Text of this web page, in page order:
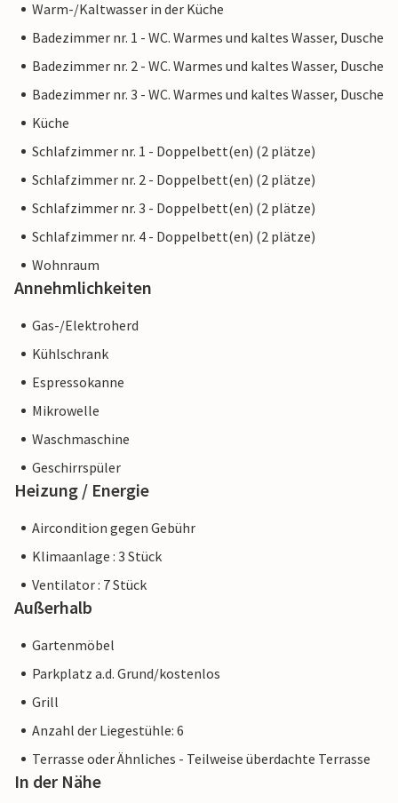
kann, und Sie keine Rückerstattung erhalten.
Hinweis: Diese Unterkunft wird von einem privaten
Verbraucherrecht möglicherweise nicht gilt. Sie können
jedoch sicher sein, dass wir Ihnen denselben Kundenservice
bieten und Ihr Aufenthalt sich nicht von einer Buchung bei
einer Unterkunft eines professionellen Eigentümers
unterscheidet.
Warm-/Kaltwasser in der Küche
Badezimmer nr. 1 - WC. Warmes und kaltes Wasser, Dusche
Badezimmer nr. 2 - WC. Warmes und kaltes Wasser, Dusche
Badezimmer nr. 3 - WC. Warmes und kaltes Wasser, Dusche
Küche
Schlafzimmer nr. 1 - Doppelbett(en) (2 plätze)
Schlafzimmer nr. 2 - Doppelbett(en) (2 plätze)
Schlafzimmer nr. 3 - Doppelbett(en) (2 plätze)
Schlafzimmer nr. 4 - Doppelbett(en) (2 plätze)
Wohnraum
Annehmlichkeiten
Gas-/Elektroherd
Kühlschrank
Espressokanne
Mikrowelle
Waschmaschine
Geschirrspüler
Heizung / Energie
Aircondition gegen Gebühr
Klimaanlage : 3 Stück
Ventilator : 7 Stück
Außerhalb
Gartenmöbel
Parkplatz a.d. Grund/kostenlos
Grill
Anzahl der Liegestühle: 6
Terrasse oder Ähnliches - Teilweise überdachte Terrasse
In der Nähe